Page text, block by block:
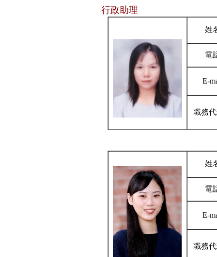
行政助理
姓
電
E-
職務
姓
電
E-
職務